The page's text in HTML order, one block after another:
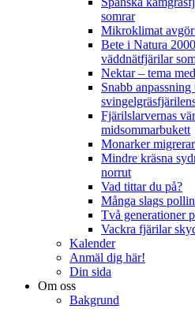
somrar
Mikroklimat
Bete i Natura
väddnätfjärilar
Nektar – tema
Snabb
Fjärilslarvernas
midsommarbukett
Monarker
Mindre kräsna
norrut
Vad tittar du på?
Många slags
Två generationer
Vackra fjärilar
Kalender
Anmäl dig här!
Din sida
Om oss
Bakgrund